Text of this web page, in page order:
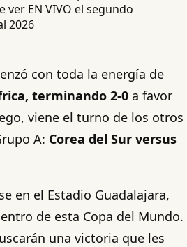
con toda la energía de
terminando 2-0 a favor
viene el turno de los otros
A: Corea del Sur versus
en el Estadio Guadalajara,
de esta Copa del Mundo.
una victoria que les